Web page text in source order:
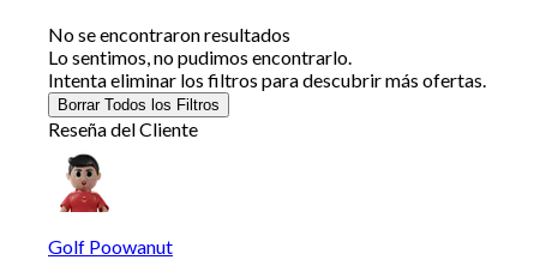
No se encontraron resultados
Lo sentimos, no pudimos encontrarlo.
Intenta eliminar los filtros para descubrir más ofertas.
Borrar Todos los Filtros
Reseña del Cliente
Golf Poowanut